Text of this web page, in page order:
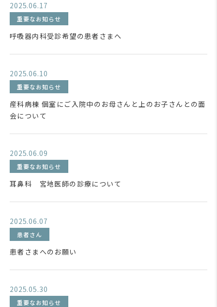
2025.06.17
重要なお知らせ
呼吸器内科受診希望の患者さまへ
2025.06.10
重要なお知らせ
産科病棟 個室にご入院中のお母さんと上のお子さんとの面
会について
2025.06.09
重要なお知らせ
耳鼻科 宮地医師の診療について
2025.06.07
患者さん
患者さまへのお願い
2025.05.30
重要なお知らせ